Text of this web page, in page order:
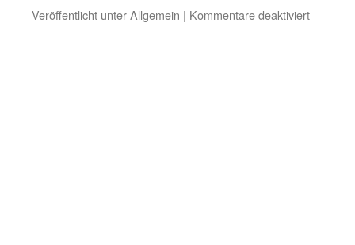
Veröffentlicht unterAllgemein | Kommentare deaktiviertfür